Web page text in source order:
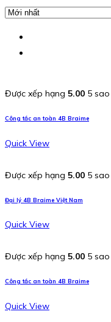
Được xếp hạng 5.00 5 sao
Công tắc an toàn 4B Braime
Quick View
Được xếp hạng 5.00 5 sao
Đại lý 4B Braime Việt Nam
Quick View
Được xếp hạng 5.00 5 sao
Công tắc an toàn 4B Braime
Quick View